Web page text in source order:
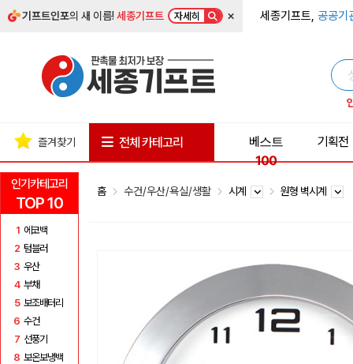
기프트인포의 새 이름!세종기프트 자세히 × 세종기프트, 공공기
인기카테고리
TOP 10
1 에코백
2 텀블러
3 우산
4 부채
5 보조배터리
6 수건
7 선풍기
8 보온보냉백
즐겨찾기 전체 카테고리
베스트
100
기획전
홈 수건/우산/욕실/생활 시계 원형 벽시계